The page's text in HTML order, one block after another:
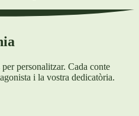
personalitzar. Cada conte
i la vostra dedicatòria.